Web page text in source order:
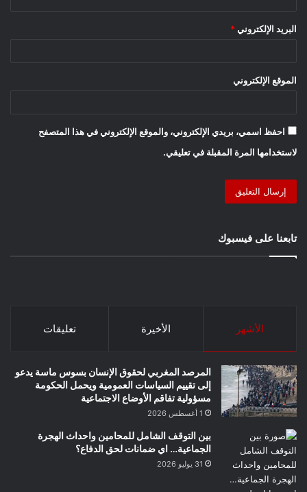
البريد الإلكتروني *
الموقع الإلكتروني
احفظ اسمي، بريدي الإلكتروني، والموقع الإلكتروني في هذا المتصفح
لاستخدامها المرة المقبلة في تعليقي.
تابعنا على فيسبوك
الأشهر الأخيرة تعليقات
المرصد المغربي لحقوق الإنسان بسوس ماسة يدعو
إلى تقييم السياسات العمومية ويحمل الحكومة
مسؤولية تفاقم الأوضاع الاجتماعية
1 أغسطس 2026
بين التوقف الشامل للمحامين واحداث الهجرة
الجماعية… اي ضمانات لحق الدفاع؟
31 يوليو 2026